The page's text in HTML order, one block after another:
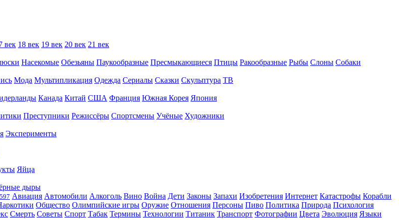
век 18 век 19 век 20 век 21 век
Насекомые Обезьяны Паукообразные Пресмыкающиеся Птицы Ракообразные Рыбы Слоны Собаки
Мода Мультипликация Одежда Сериалы Сказки Скульптура ТВ
Канада Китай США Франция Южная Корея Япония
Преступники Режиссёры Спортсмены Учёные Художники
Эксперименты
Яйца
дыры
597 Авиация Автомобили Алкоголь Вино Война Дети Законы Запахи Изобретения Интернет Катастрофы Корабли
Общество Олимпийские игры Оружие Отношения Персоны Пиво Политика Природа Психология
Смерть Советы Спорт Табак Термины Технологии Титаник Транспорт Фотографии Цвета Эволюция Языки